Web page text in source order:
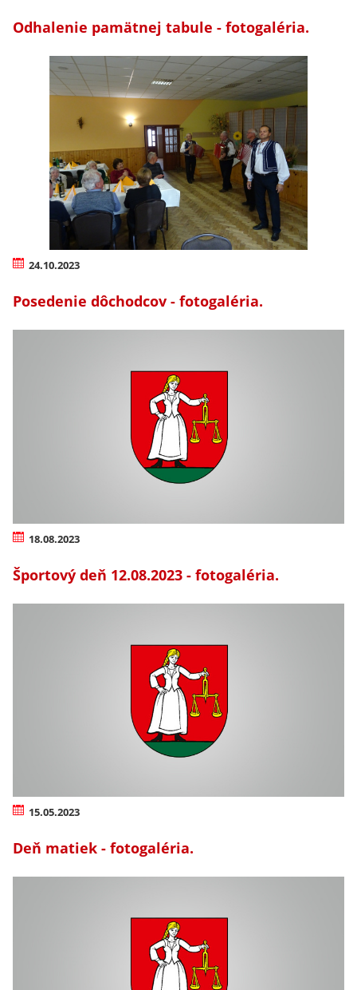
Odhalenie pamätnej tabule - fotogaléria.
24.10.2023
Posedenie dôchodcov - fotogaléria.
18.08.2023
Športový deň 12.08.2023 - fotogaléria.
15.05.2023
Deň matiek - fotogaléria.